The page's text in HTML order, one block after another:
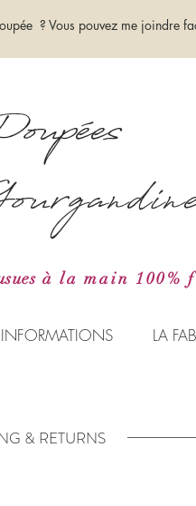
? Vous pouvez me
à la main 100%
INFORMATIONS LA
& RETURNS